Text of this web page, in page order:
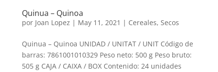
Quinua – Quinoa
por Joan Lopez | May 11, 2021 | Cereales, Secos
Quinua – Quinoa UNIDAD / UNITAT / UNIT Código de
barras: 7861001010329 Peso neto: 500 g Peso bruto:
505 g CAJA / CAIXA / BOX Contenido: 24 unidades